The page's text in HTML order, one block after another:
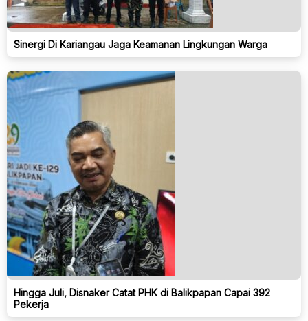
Sinergi Di Kariangau Jaga Keamanan Lingkungan Warga
Hingga Juli, Disnaker Catat PHK di Balikpapan Capai 392
Pekerja